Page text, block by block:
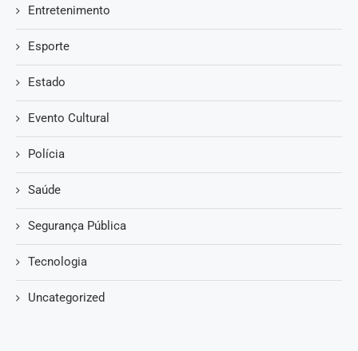
Entretenimento
Esporte
Estado
Evento Cultural
Polícia
Saúde
Segurança Pública
Tecnologia
Uncategorized